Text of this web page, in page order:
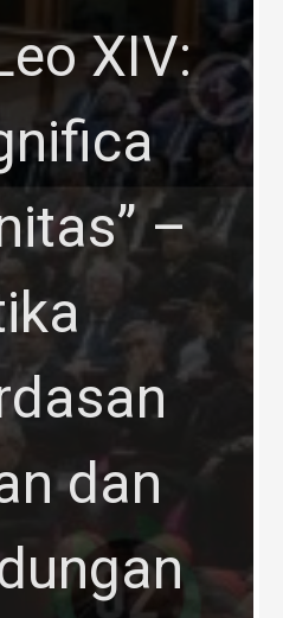
XIV:
–
dan